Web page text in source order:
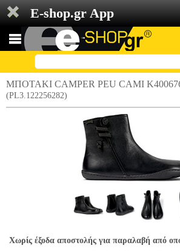
E-shop.gr App
ΜΠΟΤΑΚΙ CAMPER PEU CAMI
(PL3.122256282)
Χωρίς έξοδα αποστολής για παραλαβή από